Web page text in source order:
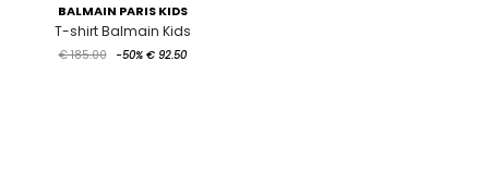
BALMAIN PARIS KIDS
T-shirt Balmain Kids
€ 185.00 -50% € 92.50